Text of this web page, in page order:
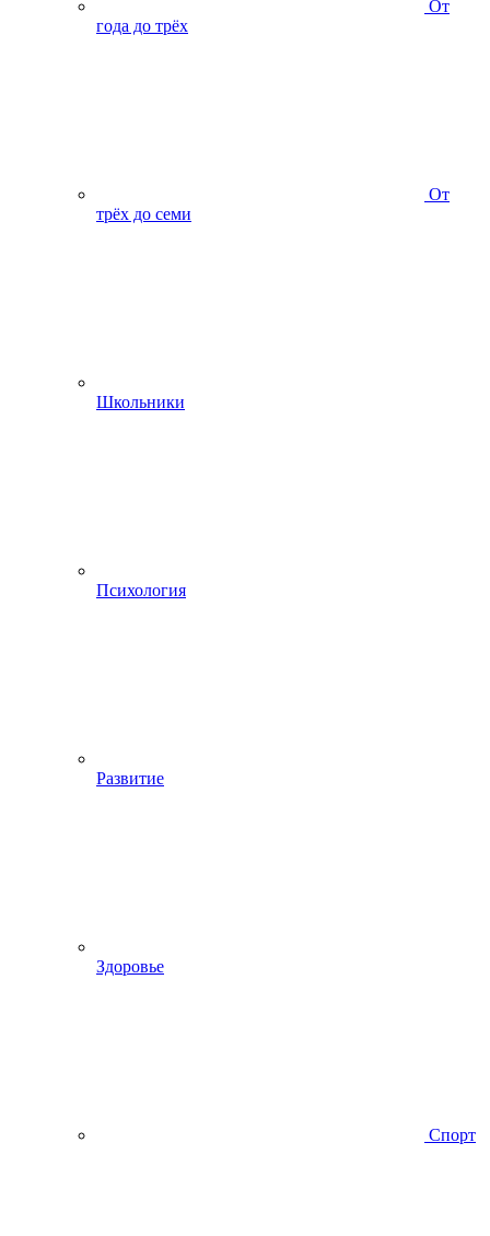
От
года до трёх
От
трёх до семи
Школьники
Психология
Развитие
Здоровье
Спорт